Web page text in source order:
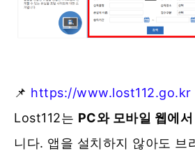
📌 https://www.lost112.go.kr
Lost112는 PC와 모바일 웹에
니다. 앱을 설치하지 않아도 브